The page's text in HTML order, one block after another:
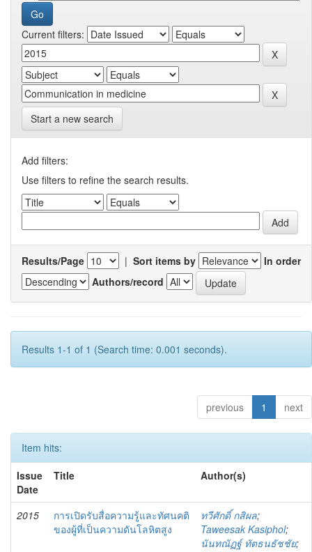
Current filters:
Start a new search
Add filters:
Use filters to refine the search results.
Results/Page | Sort items by
In order
Authors/record
Results 1-1 of 1 (Search time: 0.001 seconds).
previous 1 next
Item hits:
Issue
Date
Title Author(s)
2015
การเปิดรับสื่อความรู้และทัศนคติ
ของผู้ที่เป็นความดันโลหิตสูง
ทวีศักดิ์ กสิผล;
Taweesak Kasiphol;
นันทณัฏฐ์ ทัตธนธัชชัย;